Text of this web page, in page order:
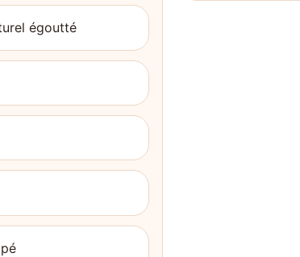
égoutté